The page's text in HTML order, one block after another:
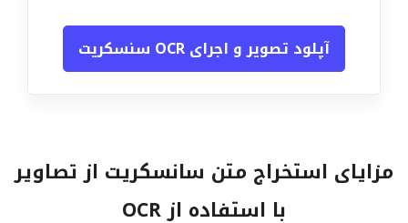
آپلود تصویر و اجرای OCR سنسکریت
مزایای استخراج متن سانسکریت از تصاویر
با استفاده از OCR